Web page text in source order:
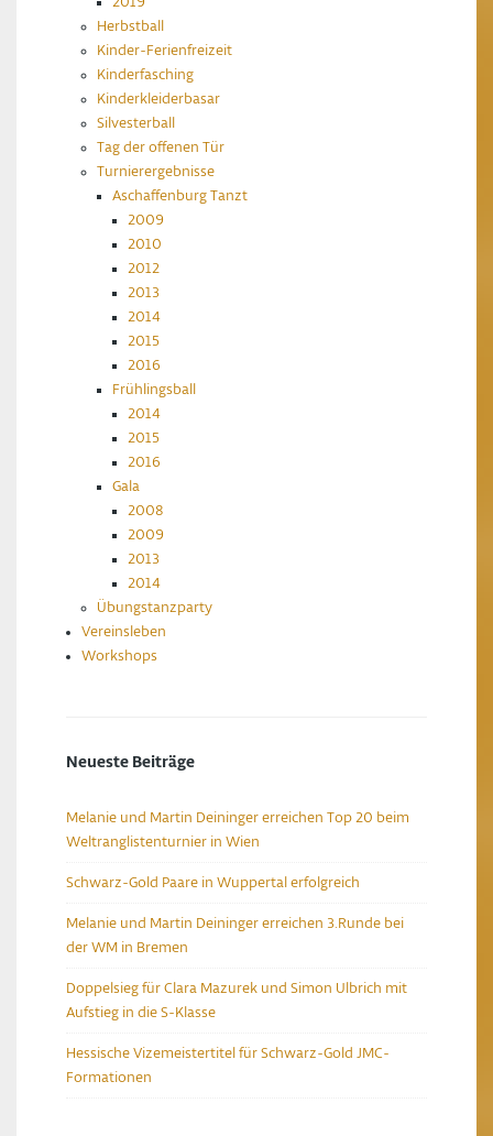
Herbstball
Kinder-Ferienfreizeit
Kinderfasching
Kinderkleiderbasar
Silvesterball
Tag der offenen Tür
Turnierergebnisse
Aschaffenburg Tanzt
2009
2010
2012
2013
2014
2015
2016
Frühlingsball
2014
2015
2016
Gala
2008
2009
2013
2014
Übungstanzparty
Vereinsleben
Workshops
Neueste Beiträge
Melanie und Martin Deininger erreichen Top 20 beim
Weltranglistenturnier in Wien
Schwarz-Gold Paare in Wuppertal erfolgreich
Melanie und Martin Deininger erreichen 3.Runde bei
der WM in Bremen
Doppelsieg für Clara Mazurek und Simon Ulbrich mit
Aufstieg in die S-Klasse
Hessische Vizemeistertitel für Schwarz-Gold JMC-
Formationen